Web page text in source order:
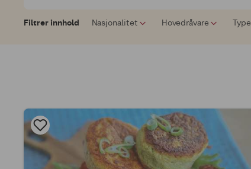
Filtrer innhold Nasjonalitet Hovedråvare Type